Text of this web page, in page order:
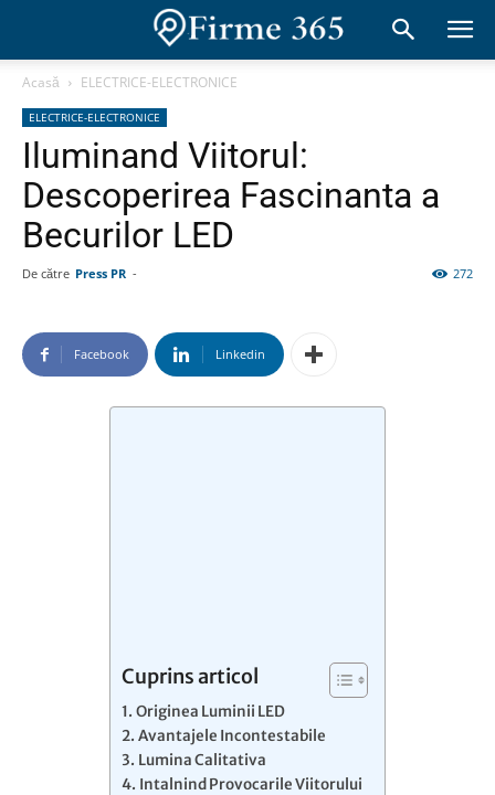
Acasă ELECTRICE-ELECTRONICE
ELECTRICE-ELECTRONICE
Iluminand Viitorul:
Descoperirea Fascinanta a
Becurilor LED
De către Press PR - 272
Facebook Linkedin
Cuprins articol
Originea Luminii LED
Avantajele Incontestabile
Lumina Calitativa
Intalnind Provocarile Viitorului